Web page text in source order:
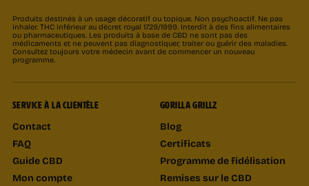
Produits destinés à un usage décoratif ou topique. Non psychoactif. Ne pas
inhaler. THC inférieur au décret royal 1729/1999. Interdit à des fins alimentaires
ou pharmaceutiques. Les produits à base de CBD ne sont pas des
médicaments et ne peuvent pas diagnostiquer, traiter ou guérir des maladies.
Consultez toujours votre médecin avant de commencer un nouveau
programme.
SERVICE À LA CLIENTÈLE
Contact
FAQ
Guide CBD
Mon compte
GORILLA GRILLZ
Blog
Certificats
Programme de fidélisation
Remises sur le CBD